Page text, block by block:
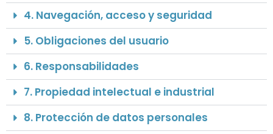
4. Navegación, acceso y seguridad
5. Obligaciones del usuario
6. Responsabilidades
7. Propiedad intelectual e industrial
8. Protección de datos personales